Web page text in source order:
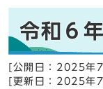
令和６
[公開日： 2025年
[更新日： 2025年